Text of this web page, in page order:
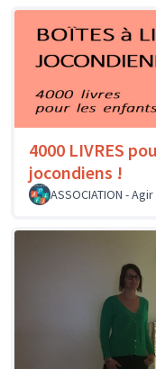
4000 LIVRES
jocondiens !
ASSOCIATION -